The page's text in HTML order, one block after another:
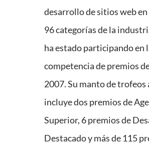
desarrollo de sitios web en
96 categorías de la
ha estado participando en
competencia de premios
2007. Su manto de trofeos
incluye dos premios de
Superior, 6 premios de
Destacado y más de 115